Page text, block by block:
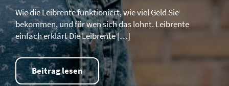
Wie die Leibrente funktioniert, wie viel Geld Sie
bekommen, und für wen sich das lohnt. Leibrente
einfach erklärt Die Leibrente […]
Beitrag lesen